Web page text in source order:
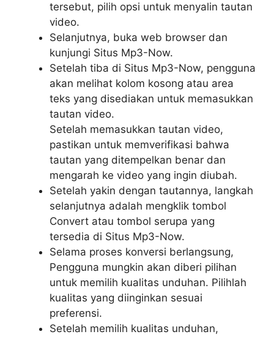
tersebut, pilih opsi untuk menyalin tautan
video.
Selanjutnya, buka web browser dan
kunjungi Situs Mp3-Now.
Setelah tiba di Situs Mp3-Now, pengguna
akan melihat kolom kosong atau area
teks yang disediakan untuk memasukkan
tautan video.
Setelah memasukkan tautan video,
pastikan untuk memverifikasi bahwa
tautan yang ditempelkan benar dan
mengarah ke video yang ingin diubah.
Setelah yakin dengan tautannya, langkah
selanjutnya adalah mengklik tombol
Convert atau tombol serupa yang
tersedia di Situs Mp3-Now.
Selama proses konversi berlangsung,
Pengguna mungkin akan diberi pilihan
untuk memilih kualitas unduhan. Pilihlah
kualitas yang diinginkan sesuai
preferensi.
Setelah memilih kualitas unduhan,